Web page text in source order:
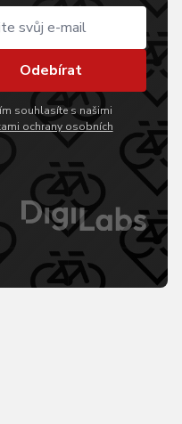
Odebírat
souhlasíte s našimi
ochrany osobních